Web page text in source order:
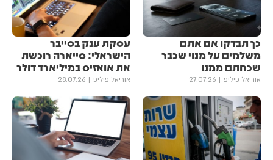
כך תבדקו אם אתם
משלמים על מנוי שכבר
שכחתם ממנו
אוריאל פיליפ 27.07.26
עסקת ענק בסייבר
הישראלי: סייארה רוכשת
את אואזיס במיליארד דולר
אוריאל פיליפ 28.07.26